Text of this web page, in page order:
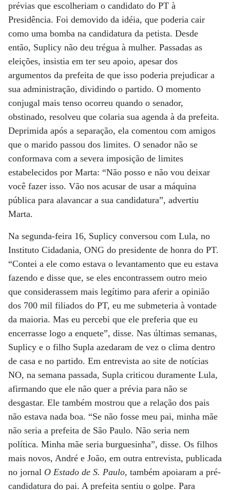
prévias que escolheriam o candidato do PT à
Presidência. Foi demovido da idéia, que poderia cair
como uma bomba na candidatura da petista. Desde
então, Suplicy não deu trégua à mulher. Passadas as
eleições, insistia em ter seu apoio, apesar dos
argumentos da prefeita de que isso poderia prejudicar a
sua administração, dividindo o partido. O momento
conjugal mais tenso ocorreu quando o senador,
obstinado, resolveu que colaria sua agenda à da prefeita.
Deprimida após a separação, ela comentou com amigos
que o marido passou dos limites. O senador não se
conformava com a severa imposição de limites
estabelecidos por Marta: “Não posso e não vou deixar
você fazer isso. Vão nos acusar de usar a máquina
pública para alavancar a sua candidatura”, advertiu
Marta.
Na segunda-feira 16, Suplicy conversou com Lula, no
Instituto Cidadania, ONG do presidente de honra do PT.
“Contei a ele como estava o levantamento que eu estava
fazendo e disse que, se eles encontrassem outro meio
que considerassem mais legítimo para aferir a opinião
dos 700 mil filiados do PT, eu me submeteria à vontade
da maioria. Mas eu percebi que ele preferia que eu
encerrasse logo a enquete”, disse. Nas últimas semanas,
Suplicy e o filho Supla azedaram de vez o clima dentro
de casa e no partido. Em entrevista ao site de notícias
NO, na semana passada, Supla criticou duramente Lula,
afirmando que ele não quer a prévia para não se
desgastar. Ele também mostrou que a relação dos pais
não estava nada boa. “Se não fosse meu pai, minha mãe
não seria a prefeita de São Paulo. Não seria nem
política. Minha mãe seria burguesinha”, disse. Os filhos
mais novos, André e João, em outra entrevista, publicada
no jornal O Estado de S. Paulo, também apoiaram a pré-
candidatura do pai. A prefeita sentiu o golpe. Para